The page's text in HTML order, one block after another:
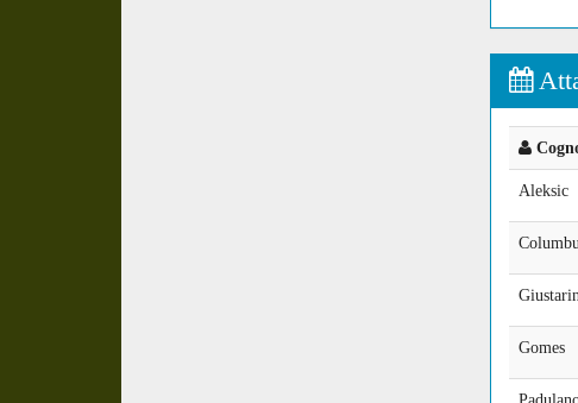
Aleksic
Gomes